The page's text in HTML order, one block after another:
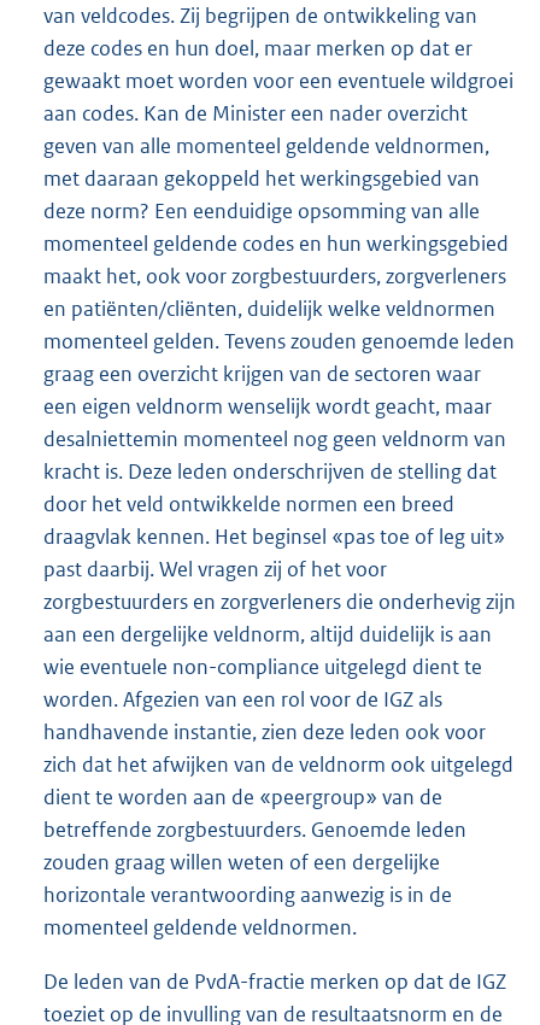
van veldcodes. Zij begrijpen de ontwikkeling van
deze codes en hun doel, maar merken op dat er
gewaakt moet worden voor een eventuele wildgroei
aan codes. Kan de Minister een nader overzicht
geven van alle momenteel geldende veldnormen,
met daaraan gekoppeld het werkingsgebied van
deze norm? Een eenduidige opsomming van alle
momenteel geldende codes en hun werkingsgebied
maakt het, ook voor zorgbestuurders, zorgverleners
en patiënten/cliënten, duidelijk welke veldnormen
momenteel gelden. Tevens zouden genoemde leden
graag een overzicht krijgen van de sectoren waar
een eigen veldnorm wenselijk wordt geacht, maar
desalniettemin momenteel nog geen veldnorm van
kracht is. Deze leden onderschrijven de stelling dat
door het veld ontwikkelde normen een breed
draagvlak kennen. Het beginsel «pas toe of leg uit»
past daarbij. Wel vragen zij of het voor
zorgbestuurders en zorgverleners die onderhevig zijn
aan een dergelijke veldnorm, altijd duidelijk is aan
wie eventuele non-compliance uitgelegd dient te
worden. Afgezien van een rol voor de IGZ als
handhavende instantie, zien deze leden ook voor
zich dat het afwijken van de veldnorm ook uitgelegd
dient te worden aan de «peergroup» van de
betreffende zorgbestuurders. Genoemde leden
zouden graag willen weten of een dergelijke
horizontale verantwoording aanwezig is in de
momenteel geldende veldnormen.
De leden van de PvdA-fractie merken op dat de IGZ
toeziet op de invulling van de resultaatsnorm en de